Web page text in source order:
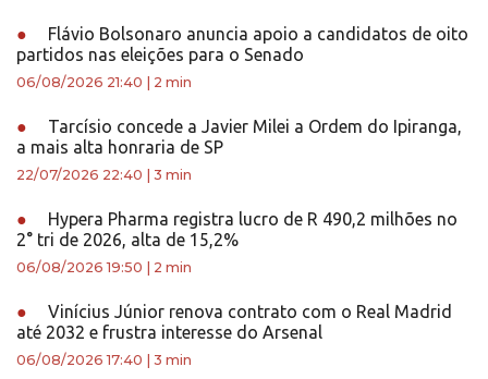
●
Flávio Bolsonaro anuncia apoio a candidatos de oito
partidos nas eleições para o Senado
06/08/2026 21:40 2 min
●
Tarcísio concede a Javier Milei a Ordem do Ipiranga,
a mais alta honraria de SP
22/07/2026 22:40 3 min
●
Hypera Pharma registra lucro de R 490,2 milhões no
2° tri de 2026, alta de 15,2%
06/08/2026 19:50 2 min
●
Vinícius Júnior renova contrato com o Real Madrid
até 2032 e frustra interesse do Arsenal
06/08/2026 17:40 3 min